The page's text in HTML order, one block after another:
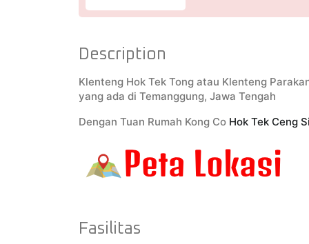
Description
Klenteng Hok Tek Tong atau Klenteng
yang ada di Temanggung, Jawa Tengah
Dengan Tuan Rumah Kong Co Hok Tek Ceng
Fasilitas